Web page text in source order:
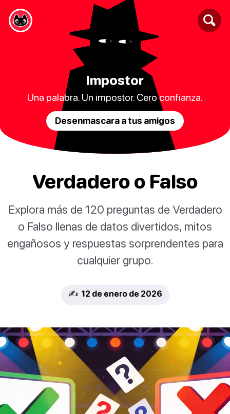
Impostor
Una palabra. Un impostor. Cero confianza.
Desenmascara a tus amigos
Verdadero o Falso
Explora más de 120 preguntas de Verdadero
o Falso llenas de datos divertidos, mitos
engañosos y respuestas sorprendentes para
cualquier grupo.
✍️ 12 de enero de 2026